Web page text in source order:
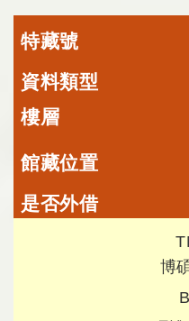
特藏號
資料類型
樓層
館藏位置
是否外借
博